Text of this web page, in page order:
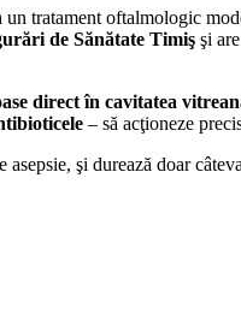
tratament oftalmologic
de Sănătate Timiş şi
direct în cavitatea
– să acţioneze
şi durează doar